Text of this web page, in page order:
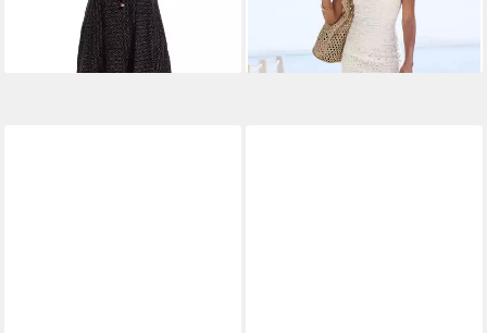
Kleid Hippi, Ethno, Goa Style
herausnehmbarem Unterkleid,
Midikleid (mit Unterkleid)
elegantes Strandkleid,